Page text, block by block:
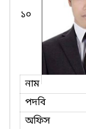
১০
নাম
পদবি
অফিস